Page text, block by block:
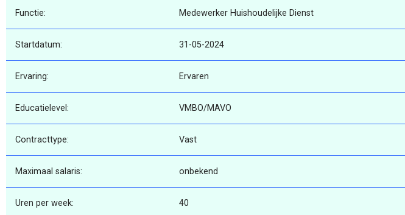
Functie: Medewerker Huishoudelijke Dienst
Startdatum: 31-05-2024
Ervaring: Ervaren
Educatielevel: VMBO/MAVO
Contracttype: Vast
Maximaal salaris: onbekend
Uren per week: 40